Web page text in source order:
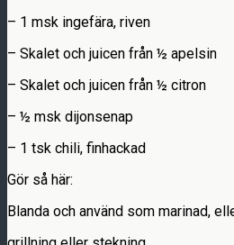
– 1 msk ingefära, riven
– Skalet och juicen från ½ apelsin
– Skalet och juicen från ½ citron
– ½ msk dijonsenap
– 1 tsk chili, finhackad
Gör så här:
Blanda och använd som marinad,